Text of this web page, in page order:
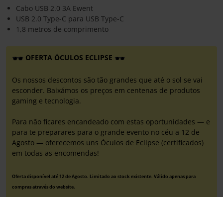
Cabo USB 2.0 3A Ewent
USB 2.0 Type-C para USB Type-C
1,8 metros de comprimento
OFERTA ÓCULOS ECLIPSE
Os nossos descontos são tão grandes que até o sol se vai
esconder. Baixámos os preços em centenas de produtos
gaming e tecnologia.
Para não ficares encandeado com estas oportunidades — e
para te preparares para o grande evento no céu a 12 de
Agosto — oferecemos uns Óculos de Eclipse (certificados)
em todas as encomendas!
Oferta disponível até 12 de Agosto. Limitado ao stock existente. Válido apenas para
compras através do website.